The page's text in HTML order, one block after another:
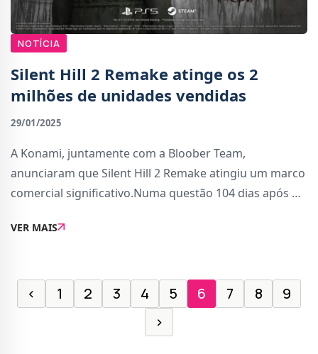
NOTÍCIA
Silent Hill 2 Remake atinge os 2
milhões de unidades vendidas
29/01/2025
A Konami, juntamente com a Bloober Team,
anunciaram que Silent Hill 2 Remake atingiu um marco
comercial significativo.Numa questão 104 dias após o
e sobrevivência, ultrapassou 2 milhões de uni
VER MAIS
‹ 1 2 3 4 5 6 7 8
9
›